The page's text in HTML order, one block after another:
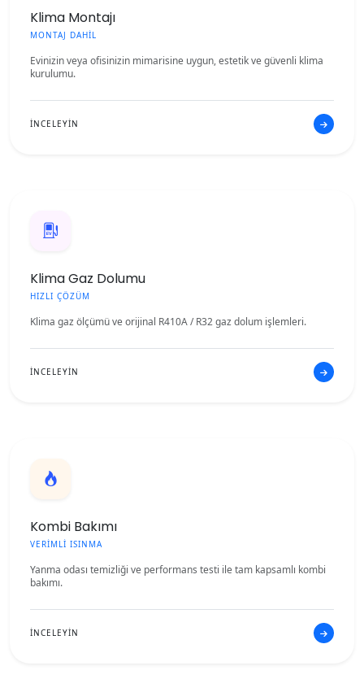
Klima Montajı
MONTAJ DAHİL
Evinizin veya ofisinizin mimarisine uygun, estetik ve güvenli klima
kurulumu.
İNCELEYİN
Klima Gaz Dolumu
HIZLI ÇÖZÜM
Klima gaz ölçümü ve orijinal R410A / R32 gaz dolum işlemleri.
İNCELEYİN
Kombi Bakımı
VERİMLİ ISINMA
Yanma odası temizliği ve performans testi ile tam kapsamlı kombi
bakımı.
İNCELEYİN